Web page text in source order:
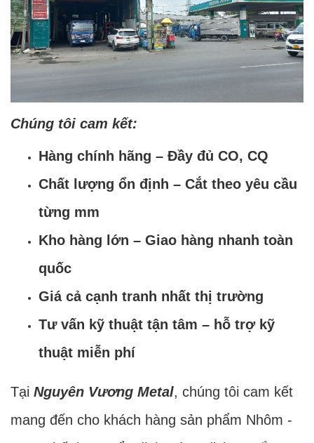
Chúng tôi cam kết:
Hàng chính hãng – Đầy đủ CO, CQ
Chất lượng ổn định – Cắt theo yêu cầu
từng mm
Kho hàng lớn – Giao hàng nhanh toàn
quốc
Giá cả cạnh tranh nhất thị trường
Tư vấn kỹ thuật tận tâm – hỗ trợ kỹ
thuật miễn phí
Tại Nguyên Vương Metal, chúng tôi cam kết
mang đến cho khách hàng sản phẩm Nhôm -